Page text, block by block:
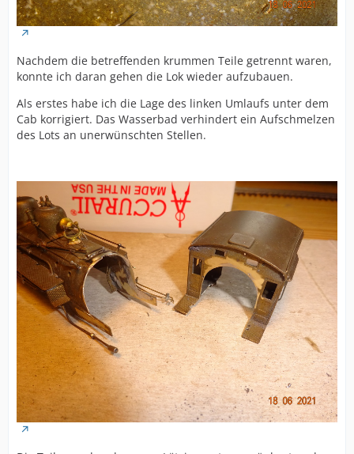
Nachdem die betreffenden krummen Teile getrennt waren,
konnte ich daran gehen die Lok wieder aufzubauen.
Als erstes habe ich die Lage des linken Umlaufs unter dem
Cab korrigiert. Das Wasserbad verhindert ein Aufschmelzen
des Lots an unerwünschten Stellen.